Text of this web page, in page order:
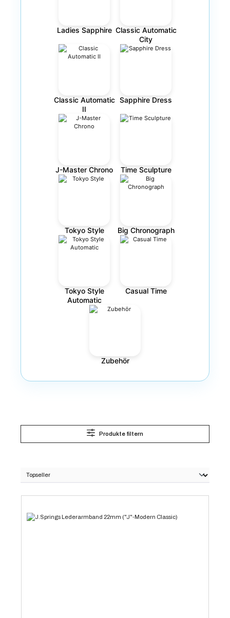
Ladies Sapphire Classic Automatic
City
Classic Automatic
II
Sapphire Dress
J-Master Chrono Time Sculpture
Tokyo Style Big Chronograph
Tokyo Style
Automatic
Casual Time
Zubehör
Produkte filtern